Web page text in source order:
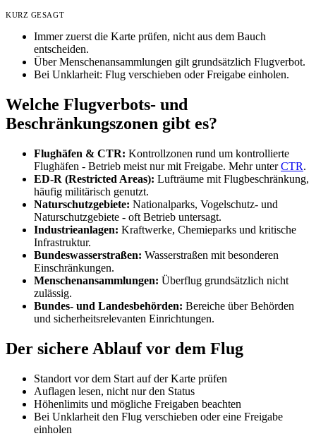
KURZ GESAGT
Immer zuerst die Karte prüfen, nicht aus dem Bauch
entscheiden.
Über Menschenansammlungen gilt grundsätzlich Flugverbot.
Bei Unklarheit: Flug verschieben oder Freigabe einholen.
Welche Flugverbots- und
Beschränkungszonen gibt es?
Flughäfen & CTR: Kontrollzonen rund um kontrollierte
Flughäfen - Betrieb meist nur mit Freigabe. Mehr unterCTR.
ED-R (Restricted Areas): Lufträume mit Flugbeschränkung,
häufig militärisch genutzt.
Naturschutzgebiete: Nationalparks, Vogelschutz- und
Naturschutzgebiete - oft Betrieb untersagt.
Industrieanlagen: Kraftwerke, Chemieparks und kritische
Infrastruktur.
Bundeswasserstraßen: Wasserstraßen mit besonderen
Einschränkungen.
Menschenansammlungen: Überflug grundsätzlich nicht
zulässig.
Bundes- und Landesbehörden: Bereiche über Behörden
und sicherheitsrelevanten Einrichtungen.
Der sichere Ablauf vor dem Flug
Standort vor dem Start auf der Karte prüfen
Auflagen lesen, nicht nur den Status
Höhenlimits und mögliche Freigaben beachten
Bei Unklarheit den Flug verschieben oder eine Freigabe
einholen